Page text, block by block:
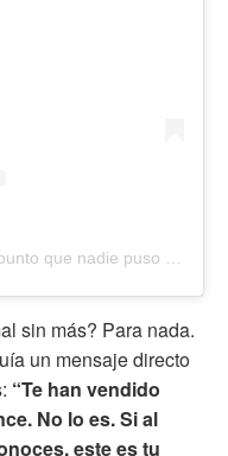
sin más? Para nada.
un mensaje directo
“Te han vendido
No lo es. Si al
este es tu